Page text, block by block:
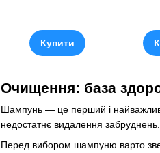
Купити
Очищення: база
Шампунь — це перший і
недостатнє видалення
Перед вибором шампуню варто